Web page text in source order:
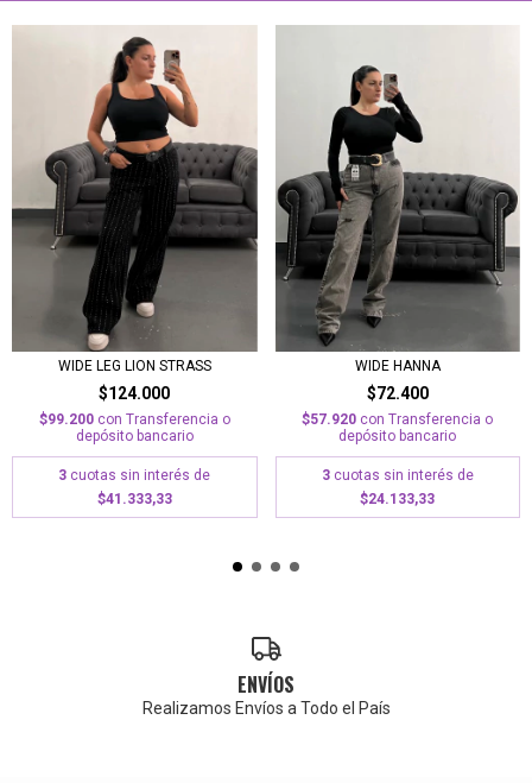
WIDE LEG LION STRASS
$124.000
$99.200 con Transferencia o
depósito bancario
3 cuotas sin interés de
$41.333,33
WIDE HANNA
$72.400
$57.920 con Transferencia o
depósito bancario
3 cuotas sin interés de
$24.133,33
ENVÍOS
Realizamos Envíos a Todo el País